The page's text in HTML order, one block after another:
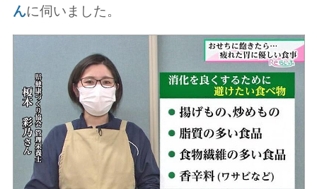
んに伺いました。